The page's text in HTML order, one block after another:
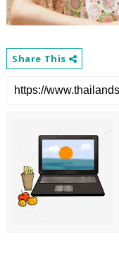
Share This